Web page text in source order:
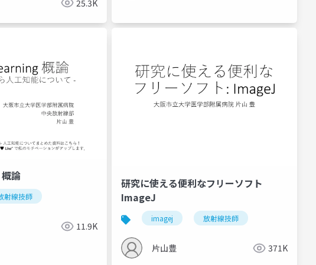
25.3K
論
射線技師
11.9K
研究に使える便利なフリーソフト
ImageJ
imagej 放射線技師
片山豊 371K